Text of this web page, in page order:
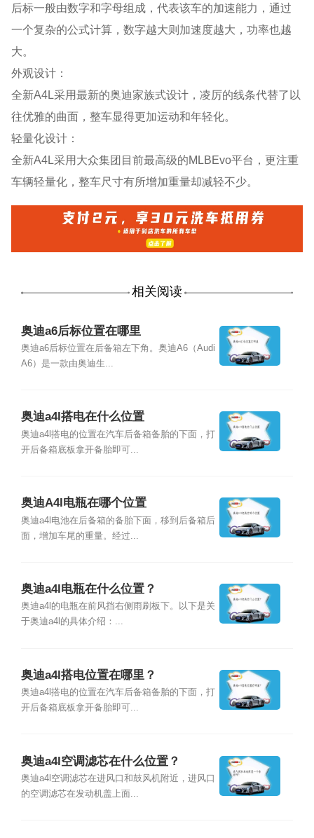
后标一般由数字和字母组成，代表该车的加速能力，通过
一个复杂的公式计算，数字越大则加速度越大，功率也越
大。
外观设计：
全新A4L采用最新的奥迪家族式设计，凌厉的线条代替了以
往优雅的曲面，整车显得更加运动和年轻化。
轻量化设计：
全新A4L采用大众集团目前最高级的MLBEvo平台，更注重
车辆轻量化，整车尺寸有所增加重量却减轻不少。
相关阅读
奥迪a6后标位置在哪里
奥迪a6后标位置在后备箱左下角。奥迪A6（Audi
A6）是一款由奥迪生...
奥迪a4l搭电在什么位置
奥迪a4l搭电的位置在汽车后备箱备胎的下面，打
开后备箱底板拿开备胎即可...
奥迪A4l电瓶在哪个位置
奥迪a4l电池在后备箱的备胎下面，移到后备箱后
面，增加车尾的重量。经过...
奥迪a4l电瓶在什么位置？
奥迪a4l的电瓶在前风挡右侧雨刷板下。以下是关
于奥迪a4l的具体介绍：...
奥迪a4l搭电位置在哪里？
奥迪a4l搭电的位置在汽车后备箱备胎的下面，打
开后备箱底板拿开备胎即可...
奥迪a4l空调滤芯在什么位置？
奥迪a4l空调滤芯在进风口和鼓风机附近，进风口
的空调滤芯在发动机盖上面...